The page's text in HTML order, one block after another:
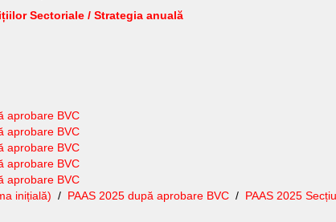
Sectoriale / Strategia anuală
aprobare BVC
aprobare BVC
aprobare BVC
aprobare BVC
aprobare BVC
inițială) / PAAS 2025 după aprobare BVC / PAAS 2025